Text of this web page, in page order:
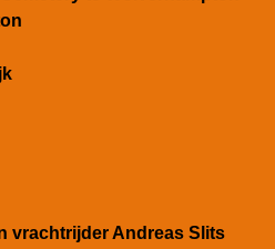
vrachtrijder Andreas Slits